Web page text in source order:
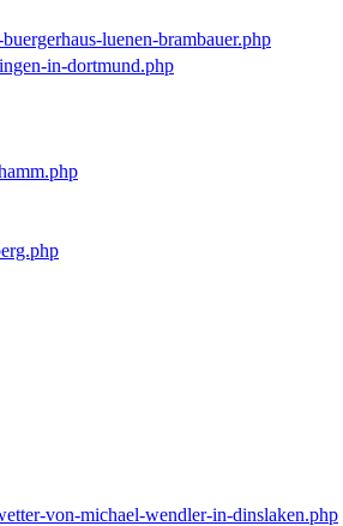
luenen-brambauer.php
in-dortmund.php
von-michael-wendler-in-dinslaken.php